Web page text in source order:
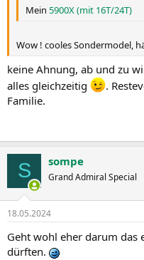
Mein 5900X (mit 16T/24T)
Wow ! cooles Sondermodel,
keine Ahnung, ab und zu
alles gleichzeitig
.
Familie.
S sompe
Grand Admiral Special
18.05.2024
Geht wohl eher darum das
dürften.